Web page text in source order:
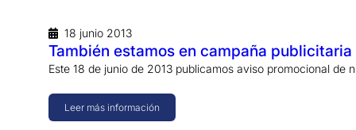
18 junio 2013
También estamos en campaña publicitaria
Este 18 de junio de 2013 publicamos aviso promocional
Leer más información